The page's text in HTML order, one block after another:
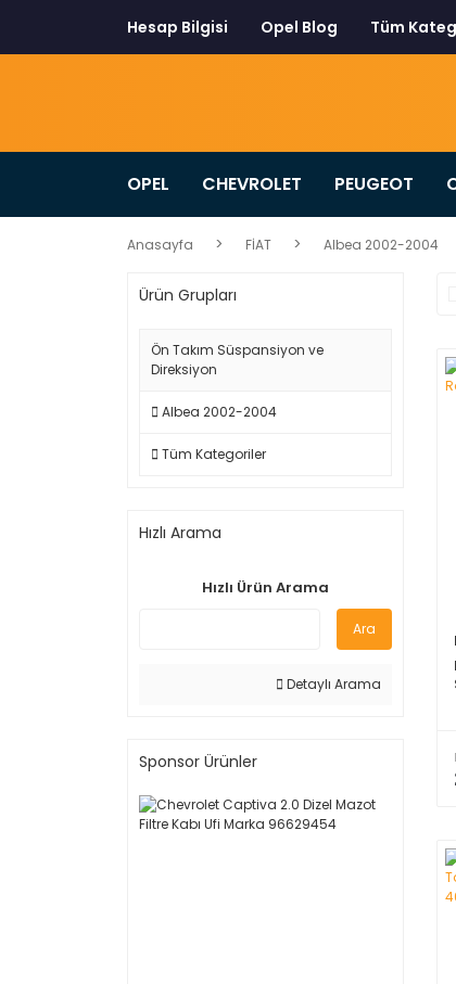
Hesap Bilgisi Opel Blog Tüm
OPEL CHEVROLET PEUGEOT
Anasayfa FİAT Albea 2002-2004
Ürün Grupları
Ön Takım Süspansiyon ve
Direksiyon
Albea 2002-2004
Tüm Kategoriler
Hızlı Arama
Hızlı Ürün Arama
Ara
Detaylı Arama
Sponsor Ürünler